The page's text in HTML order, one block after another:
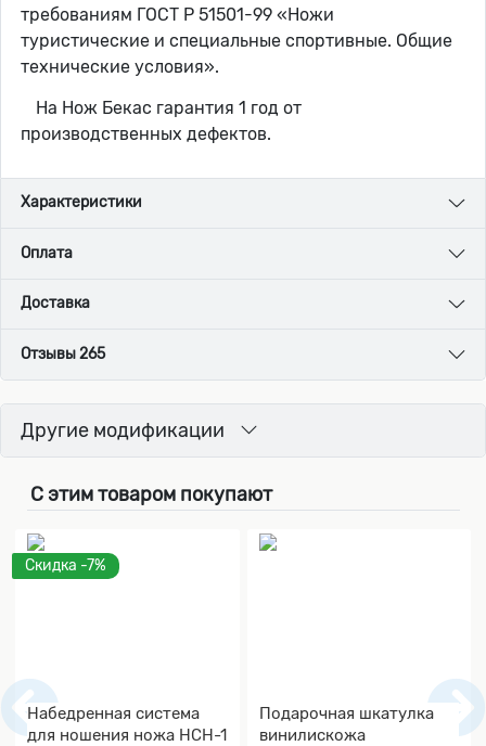
требованиям ГОСТ Р 51501-99 «Ножи
туристические и специальные спортивные. Общие
технические условия».
На Нож Бекас гарантия 1 год от
производственных дефектов.
Характеристики
Оплата
Доставка
Отзывы 265
Другие модификации
С этим товаром покупают
Скидка -7%
Набедренная система
для ношения ножа НСН-1
Подарочная шкатулка
винилискожа